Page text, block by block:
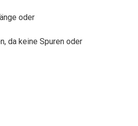
oder
da keine Spuren oder